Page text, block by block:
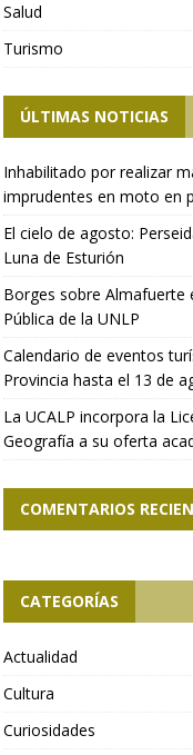
Salud
Turismo
ÚLTIMAS NOTICIAS
Inhabilitado por realizar
imprudentes en moto en
El cielo de agosto:
Luna de Esturión
Borges sobre Almafuerte
Pública de la UNLP
Calendario de eventos
Provincia hasta el 13 de
La UCALP incorpora la
Geografía a su oferta
COMENTARIOS
CATEGORÍAS
Actualidad
Cultura
Curiosidades